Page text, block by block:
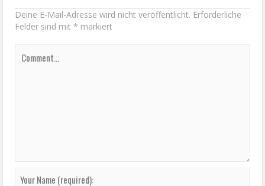
Deine E-Mail-Adresse wird nicht veröffentlicht. Erforderliche
Felder sind mit* markiert